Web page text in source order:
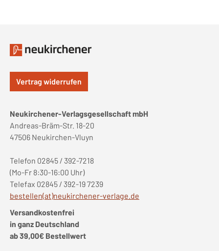
Vertrag widerrufen
Neukirchener-Verlagsgesellschaft mbH
Andreas-Bräm-Str. 18-20
47506 Neukirchen-Vluyn
Telefon 02845 / 392-7218
(Mo-Fr 8:30-16:00 Uhr)
Telefax 02845 / 392-19 7239
bestellen(at)neukirchener-verlage.de
Versandkostenfrei
in ganz Deutschland
ab 39,00€ Bestellwert